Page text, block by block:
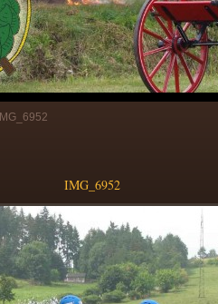
IMG_6952
IMG_6952